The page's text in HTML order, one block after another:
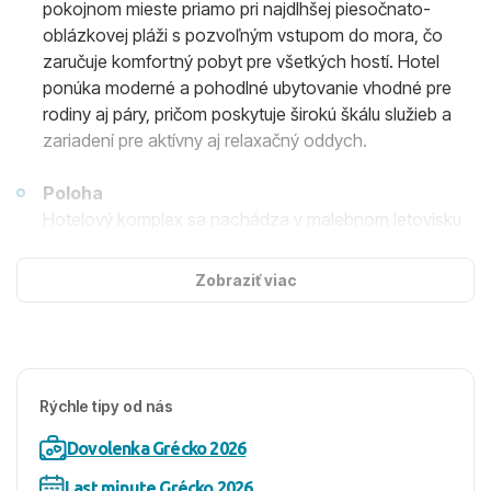
pokojnom mieste priamo pri najdlhšej piesočnato-
oblázkovej pláži s pozvoľným vstupom do mora, čo
zaručuje komfortný pobyt pre všetkých hostí. Hotel
ponúka moderné a pohodlné ubytovanie vhodné pre
rodiny aj páry, pričom poskytuje širokú škálu služieb a
zariadení pre aktívny aj relaxačný oddych.
Poloha
Hotelový komplex sa nachádza v malebnom letovisku
blízkosti pláže. Len približne 500 metrov od hotela sa
Autobusová zastávka je len 300 metrov od hotela, čo
Ubytovanie
Zobraziť viac
Rýchle tipy od nás
Dovolenka Grécko 2026